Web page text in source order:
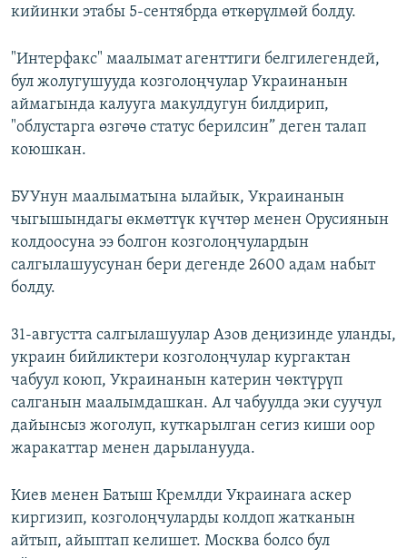
кийинки этабы 5-сентябрда өткөрүлмөй болду.
"Интерфакс" маалымат агенттиги белгилегендей,
бул жолугушууда козголоңчулар Украинанын
аймагында калууга макулдугун билдирип,
"облустарга өзгөчө статус берилсин” деген талап
коюшкан.
БУУнун маалыматына ылайык, Украинанын
чыгышындагы өкмөттүк күчтөр менен Орусиянын
колдоосуна ээ болгон козголоңчулардын
салгылашуусунан бери дегенде 2600 адам набыт
болду.
31-августта салгылашуулар Азов деңизинде уланды,
украин бийликтери козголоңчулар кургактан
чабуул коюп, Украинанын катерин чөктүрүп
салганын маалымдашкан. Ал чабуулда эки суучул
дайынсыз жоголуп, куткарылган сегиз киши оор
жаракаттар менен дарыланууда.
Киев менен Батыш Кремлди Украинага аскер
киргизип, козголоңчуларды колдоп жатканын
айтып, айыптап келишет. Москва болсо бул